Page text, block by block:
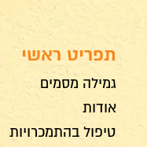
תפריט ראשי
גמילה מסמים
אודות
טיפול בהתמכרויות